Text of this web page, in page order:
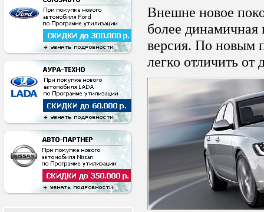
Внешне новое
более динамичная
версия. По новым
легко отличить от